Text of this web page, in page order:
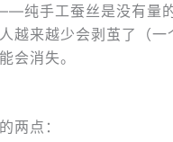
纯手工蚕丝是没有量
越来越少会剥茧了（一
会消失。
两点：